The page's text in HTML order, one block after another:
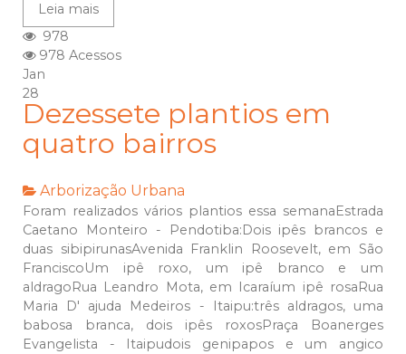
Leia mais
978
978 Acessos
Jan
28
Dezessete plantios em
quatro bairros
Arborização Urbana
Foram realizados vários plantios essa semanaEstrada
Caetano Monteiro - Pendotiba:Dois ipês brancos e
duas sibipirunasAvenida Franklin Roosevelt, em São
FranciscoUm ipê roxo, um ipê branco e um
aldragoRua Leandro Mota, em Icaraíum ipê rosaRua
Maria D' ajuda Medeiros - Itaipu:três aldragos, uma
babosa branca, dois ipês roxosPraça Boanerges
Evangelista - Itaipudois genipapos e um angico